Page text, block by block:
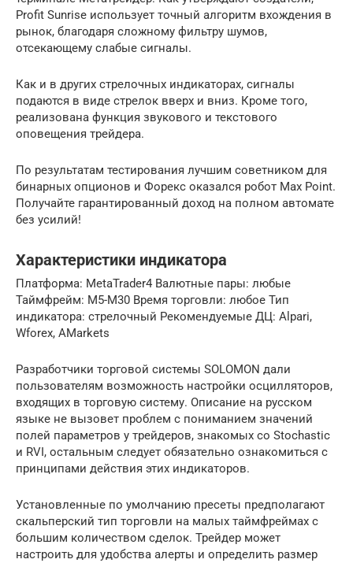
Profit Sunrise использует точный алгоритм вхождения в
рынок, благодаря сложному фильтру шумов,
отсекающему слабые сигналы.
Как и в других стрелочных индикаторах, сигналы
подаются в виде стрелок вверх и вниз. Кроме того,
реализована функция звукового и текстового
оповещения трейдера.
По результатам тестирования лучшим советником для
бинарных опционов и Форекс оказался робот Max Point.
Получайте гарантированный доход на полном автомате
без усилий!
Характеристики индикатора
Платформа: MetaTrader4 Валютные пары: любые
Таймфрейм: М5-М30 Время торговли: любое Тип
индикатора: стрелочный Рекомендуемые ДЦ: Alpari,
Wforex, AMarkets
Разработчики торговой системы SOLOMON дали
пользователям возможность настройки осцилляторов,
входящих в торговую систему. Описание на русском
языке не вызовет проблем с пониманием значений
полей параметров у трейдеров, знакомых со Stochastic
и RVI, остальным следует обязательно ознакомиться с
принципами действия этих индикаторов.
Установленные по умолчанию пресеты предполагают
скальперский тип торговли на малых таймфреймах с
большим количеством сделок. Трейдер может
настроить для удобства алерты и определить размер